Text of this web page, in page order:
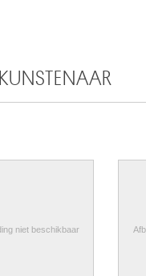
niet beschikbaar